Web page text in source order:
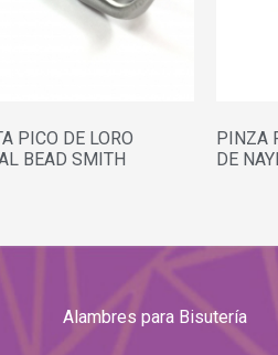
PICO DE LORO
BEAD SMITH
PINZA
DE
Alambres para Bisutería